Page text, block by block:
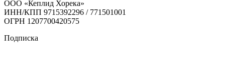
ООО «Кеплид Хорека»
ИНН/КПП 9715392296 / 771501001
ОГРН 1207700420575
Подписка